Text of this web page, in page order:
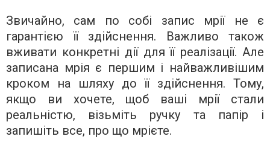
Звичайно, сам по собі запис мрії не є
гарантією її здійснення. Важливо також
вживати конкретні дії для її реалізації. Але
записана мрія є першим і найважливішим
кроком на шляху до її здійснення. Тому,
якщо ви хочете, щоб ваші мрії стали
реальністю, візьміть ручку та папір і
запишіть все, про що мрієте.